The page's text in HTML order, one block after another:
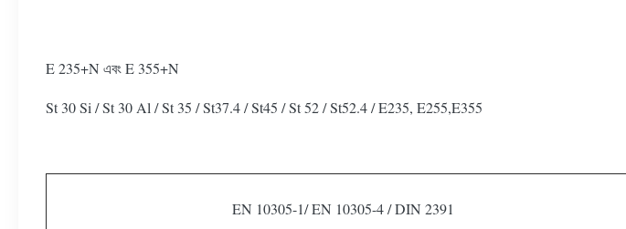
E 235+N এবং E 355+N
St 30 Si / St 30 Al / St 35 / St37.4 / St45 / St 52 / St52.4 / E235, E255,E355
EN 10305-1/ EN 10305-4 / DIN 2391